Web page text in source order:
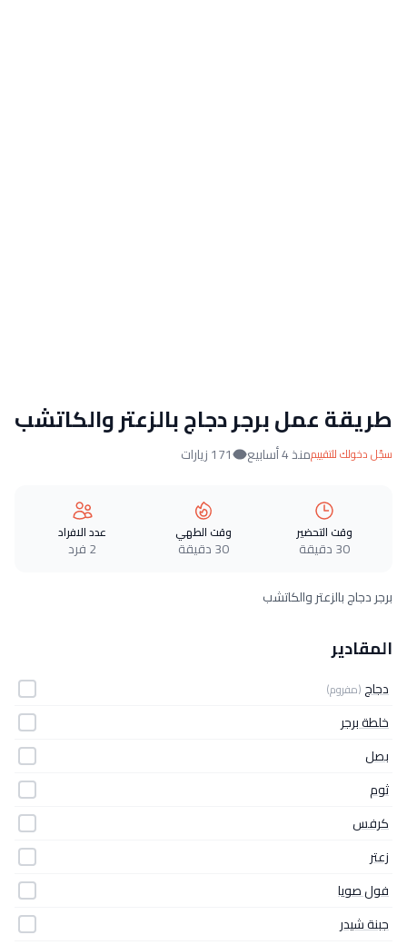
طريقة عمل برجر دجاج بالزعتر والكاتشب
سجّل دخولك للتقييممنذ 4 أسابيع 171 زيارات
وقت التحضير
30 دقيقة
وقت الطهي
30 دقيقة
عدد الافراد
2 فرد
برجر دجاج بالزعتر والكاتشب
المقادير
دجاج(مفروم)
خلطة برجر
بصل
ثوم
كرفس
زعتر
فول صويا
جبنة شيدر